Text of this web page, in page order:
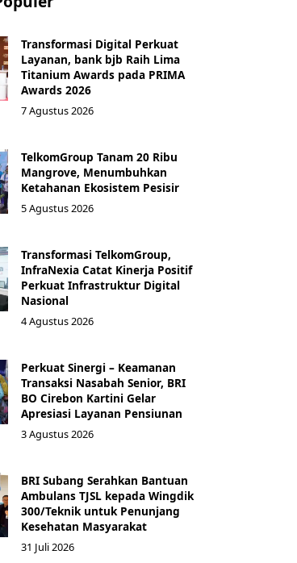
Transformasi Digital Perkuat
Layanan, bank bjb Raih Lima
Titanium Awards pada PRIMA
Awards 2026
7 Agustus 2026
TelkomGroup Tanam 20 Ribu
Mangrove, Menumbuhkan
Ketahanan Ekosistem Pesisir
5 Agustus 2026
Transformasi TelkomGroup,
InfraNexia Catat Kinerja Positif
Perkuat Infrastruktur Digital
Nasional
4 Agustus 2026
Perkuat Sinergi – Keamanan
Transaksi Nasabah Senior, BRI
BO Cirebon Kartini Gelar
Apresiasi Layanan Pensiunan
3 Agustus 2026
BRI Subang Serahkan Bantuan
Ambulans TJSL kepada Wingdik
300/Teknik untuk Penunjang
Kesehatan Masyarakat ​
31 Juli 2026